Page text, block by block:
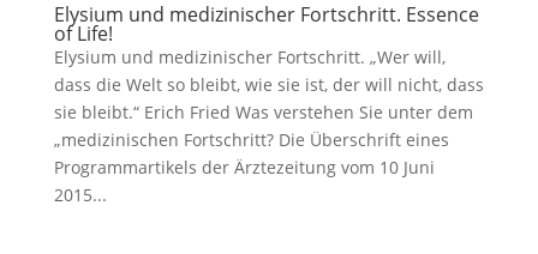
Elysium und medizinischer Fortschritt. Essence
of Life!
Elysium und medizinischer Fortschritt. „Wer will,
dass die Welt so bleibt, wie sie ist, der will nicht, dass
sie bleibt.“ Erich Fried Was verstehen Sie unter dem
„medizinischen Fortschritt? Die Überschrift eines
Programmartikels der Ärztezeitung vom 10 Juni
2015...